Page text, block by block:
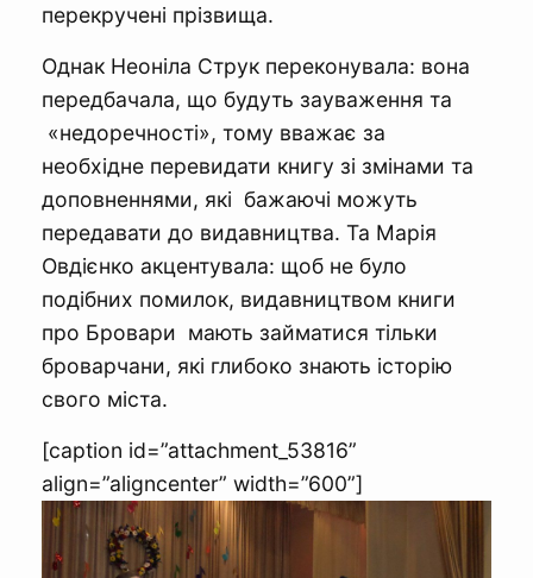
перекручені прізвища.
Однак Неоніла Струк переконувала: вона
передбачала, що будуть зауваження та
«недоречності», тому вважає за
необхідне перевидати книгу зі змінами та
доповненнями, які бажаючі можуть
передавати до видавництва. Та Марія
Овдієнко акцентувала: щоб не було
подібних помилок, видавництвом книги
про Бровари мають займатися тільки
броварчани, які глибоко знають історію
свого міста.
[caption id=”attachment_53816”
align=”aligncenter” width=”600”]